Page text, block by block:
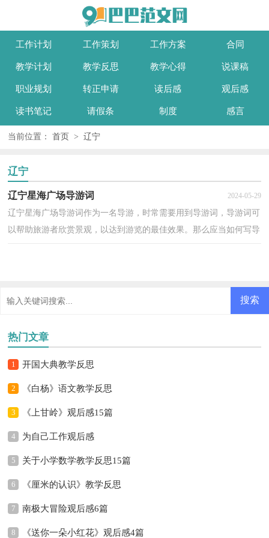
工作计划 工作策划 工作方案 合同
教学计划 教学反思 教学心得 说课稿
职业规划 转正申请 读后感 观后感
读书笔记 请假条 制度 感言
当前位置： 首页 > 辽宁
辽宁
辽宁星海广场导游词 2024-05-29
辽宁星海广场导游词作为一名导游，时常需要用到导游词，导游词可
以帮助旅游者欣赏景观，以达到游览的最佳效果。那么应当如何写导
热门文章
1 开国大典教学反思
2 《白杨》语文教学反思
3 《上甘岭》观后感15篇
4 为自己工作观后感
5 关于小学数学教学反思15篇
6 《厘米的认识》教学反思
7 南极大冒险观后感6篇
8 《送你一朵小红花》观后感4篇